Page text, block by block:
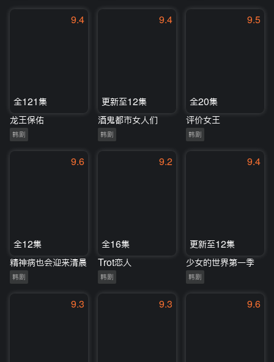
9.4
全121集
龙王保佑
韩剧
9.4
更新至12集
酒鬼都市女人们
韩剧
9.5
全20集
评价女王
韩剧
9.6
全12集
精神病也会迎来清晨
韩剧
9.2
全16集
Trot恋人
韩剧
9.4
更新至12集
少女的世界第一季
韩剧
9.3 9.3 9.6